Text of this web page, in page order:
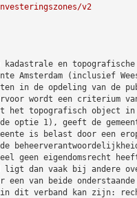
v2
kadastrale en
Amsterdam (inclusief
in de opdeling van de
wordt een criterium
het topografisch object
optie 1), geeft de
is belast door een
geen eigendomsrecht
dan vaak bij andere
van beide
dit verband kan zijn: